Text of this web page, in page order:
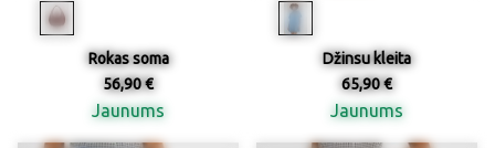
Rokas soma
56,90 €
Jaunums
Džinsu kleita
65,90 €
Jaunums